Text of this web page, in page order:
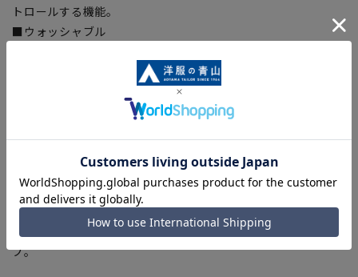
トロールする機能。
■ウォッシャブル
べます。ジャケットのみパンツだけでの洗濯等、ちょっとした
シワになりにくい形態安定性、アイロンがけが簡単です。
■折り目スッキリ
生地特性でプリーツラインが取れにくい、綺麗なラインをキー
プ。